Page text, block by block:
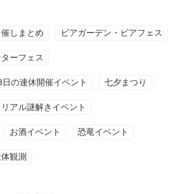
しまとめ ビアガーデン・ビアフェス
ーフェス
の連休開催イベント 七夕まつり
リアル謎解きイベント
お酒イベント 恐竜イベント
観測